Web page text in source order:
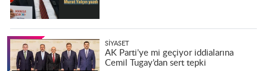
SIYASET
AK Parti’ye mi geçiyor iddialarına
Cemil Tugay’dan sert tepki